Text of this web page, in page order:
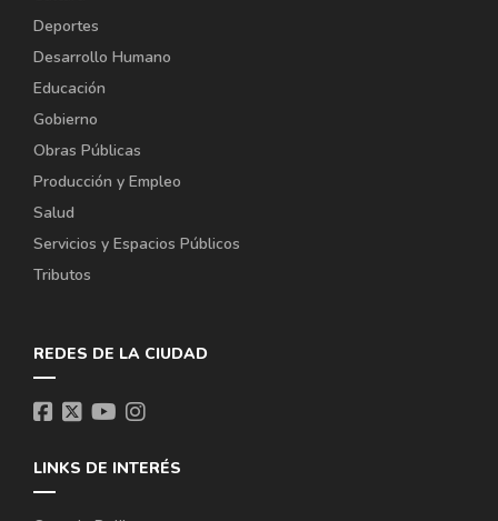
Deportes
Desarrollo Humano
Educación
Gobierno
Obras Públicas
Producción y Empleo
Salud
Servicios y Espacios Públicos
Tributos
REDES DE LA CIUDAD
LINKS DE INTERÉS